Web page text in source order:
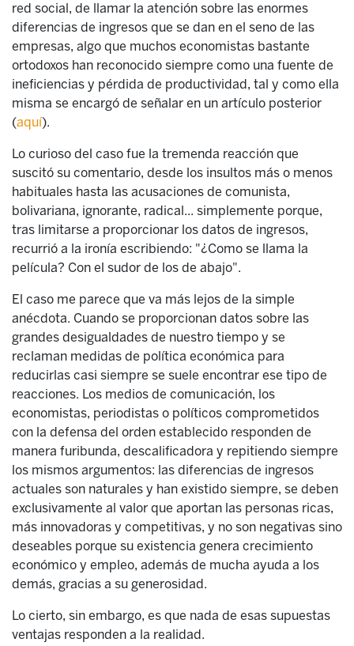
red social, de llamar la atención sobre las enormes
diferencias de ingresos que se dan en el seno de las
empresas, algo que muchos economistas bastante
ortodoxos han reconocido siempre como una fuente de
ineficiencias y pérdida de productividad, tal y como ella
misma se encargó de señalar en un artículo posterior
(aquí).
Lo curioso del caso fue la tremenda reacción que
suscitó su comentario, desde los insultos más o menos
habituales hasta las acusaciones de comunista,
bolivariana, ignorante, radical... simplemente porque,
tras limitarse a proporcionar los datos de ingresos,
recurrió a la ironía escribiendo: "¿Como se llama la
película? Con el sudor de los de abajo".
El caso me parece que va más lejos de la simple
anécdota. Cuando se proporcionan datos sobre las
grandes desigualdades de nuestro tiempo y se
reclaman medidas de política económica para
reducirlas casi siempre se suele encontrar ese tipo de
reacciones. Los medios de comunicación, los
economistas, periodistas o políticos comprometidos
con la defensa del orden establecido responden de
manera furibunda, descalificadora y repitiendo siempre
los mismos argumentos: las diferencias de ingresos
actuales son naturales y han existido siempre, se deben
exclusivamente al valor que aportan las personas ricas,
más innovadoras y competitivas, y no son negativas sino
deseables porque su existencia genera crecimiento
económico y empleo, además de mucha ayuda a los
demás, gracias a su generosidad.
Lo cierto, sin embargo, es que nada de esas supuestas
ventajas responden a la realidad.